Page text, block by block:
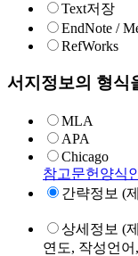
Text저장
EndNote /
RefWorks
서지정보의 형식
MLA
APA
Chicago
참고문헌양식
간략정보 (
상세정보 (
연도, 작성언